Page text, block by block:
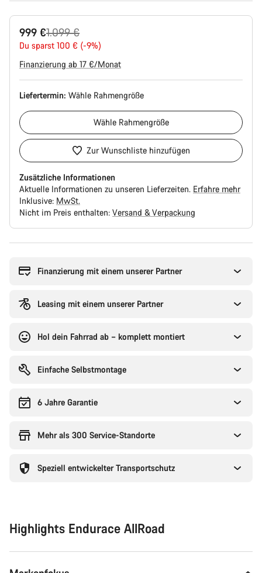
999 €
Ursprungspreis
1.099 €
Du sparst 100 € (-9%)
Finanzierung ab 17 €/Monat
Liefertermin: Wähle Rahmengröße
Wähle Rahmengröße
Zur Wunschliste hinzufügen
Zusätzliche Informationen
Aktuelle Informationen zu unseren Lieferzeiten. Erfahre mehr
Inklusive: MwSt.
Nicht im Preis enthalten: Versand & Verpackung
Finanzierung mit einem unserer Partner
Leasing mit einem unserer Partner
Hol dein Fahrrad ab – komplett montiert
Einfache Selbstmontage
6 Jahre Garantie
Mehr als 300 Service-Standorte
Speziell entwickelter Transportschutz
Highlights Endurace AllRoad